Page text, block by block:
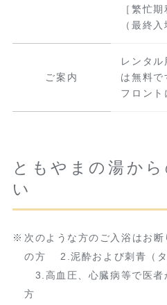
［繁忙
（最終
ご案内
レンタ
は無料で
フロント
ともやまの湯か
い
次のような方のご入浴はお
の方 2.泥酔および刺青（タ
3.高血圧、心臓病等で医者
方